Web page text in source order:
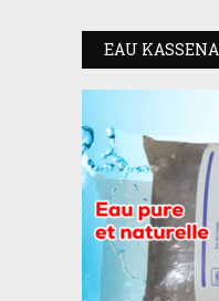
EAU KASSENA